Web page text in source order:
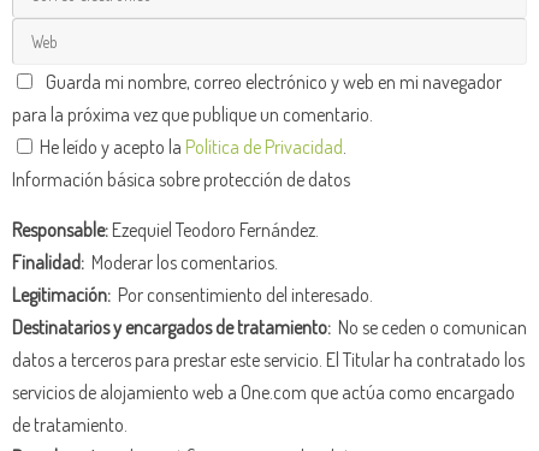
Guarda mi nombre, correo electrónico y web en mi navegador
para la próxima vez que publique un comentario.
He leído y acepto la Política de Privacidad.
Información básica sobre protección de datos
Responsable:Ezequiel Teodoro Fernández.
Finalidad: Moderar los comentarios.
Legitimación: Por consentimiento del interesado.
Destinatarios y encargados de tratamiento: No se ceden o comunican
datos a terceros para prestar este servicio. El Titular ha contratado los
servicios de alojamiento web a One.com que actúa como encargado
de tratamiento.